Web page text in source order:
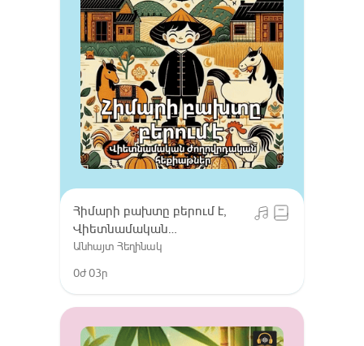
Հիմարի բախտը բերում է,
Վիետնամական
ժողովրդական հեքիաթներ
Անհայտ Հեղինակ
0ժ 03ր